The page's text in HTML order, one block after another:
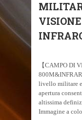
【CAMPO DI
livello militare e
apertura
altissima
Immagine a